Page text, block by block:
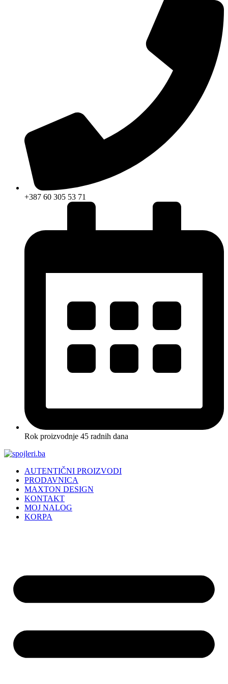
+387 60 305 53 71
Rok proizvodnje 45 radnih dana
AUTENTIČNI PROIZVODI
PRODAVNICA
MAXTON DESIGN
KONTAKT
MOJ NALOG
KORPA